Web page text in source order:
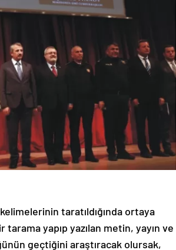
taratıldığında ortaya
tarama yapıp yazılan metin, yayın ve
geçtiğini araştıracak olursak,